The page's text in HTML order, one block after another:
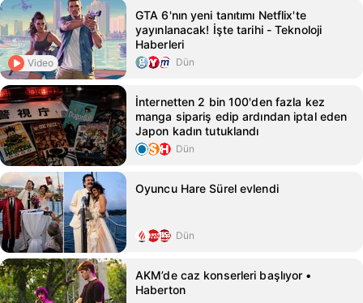
Video
GTA 6'nın yeni tanıtımı Netflix'te
yayınlanacak! İşte tarihi - Teknoloji
Haberleri
Dün
İnternetten 2 bin 100'den fazla kez
manga sipariş edip ardından iptal eden
Japon kadın tutuklandı
Dün
Oyuncu Hare Sürel evlendi
Dün
AKM’de caz konserleri başlıyor •
Haberton